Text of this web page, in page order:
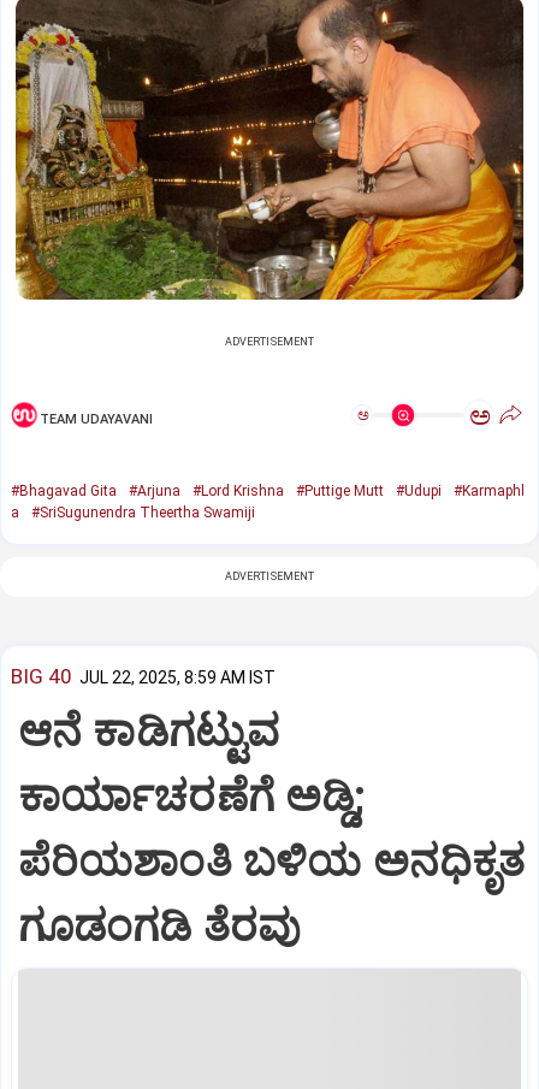
ADVERTISEMENT
TEAM UDAYAVANI ಅ ಅ
#Bhagavad Gita #Arjuna #Lord Krishna #Puttige Mutt #Udupi
#Karmaphl
a
#SriSugunendra Theertha Swamiji
ADVERTISEMENT
BIG 40 JUL 22, 2025, 8:59 AM IST
ಆನೆ ಕಾಡಿಗಟ್ಟುವ
ಕಾರ್ಯಾಚರಣೆಗೆ ಅಡ್ಡಿ;
ಪೆರಿಯಶಾಂತಿ ಬಳಿಯ ಅನಧಿಕೃತ
ಗೂಡಂಗಡಿ ತೆರವು